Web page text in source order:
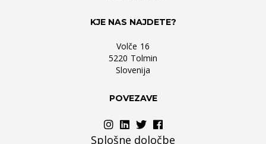
KJE NAS NAJDETE?
Volče 16
5220 Tolmin
Slovenija
POVEZAVE
Splošne določbe